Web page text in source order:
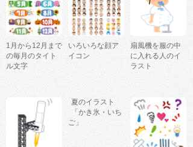
1月から12月まで
の毎月のタイト
ル文字
いろいろな顔ア
イコン
扇風機を服の中
に入れる人のイ
ラスト
夏のイラスト
「かき氷・いち
ご」